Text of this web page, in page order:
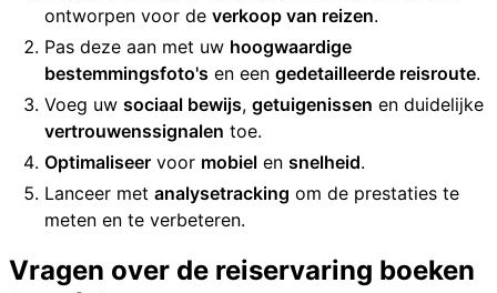
ontworpen voor de verkoop van reizen.
Pas deze aan met uw hoogwaardige
bestemmingsfoto's en een gedetailleerde reisroute.
Voeg uw sociaal bewijs, getuigenissen en duidelijke
vertrouwenssignalen toe.
Optimaliseer voor mobiel en snelheid.
Lanceer met analysetracking om de prestaties te
meten en te verbeteren.
Vragen over de reiservaring boeken